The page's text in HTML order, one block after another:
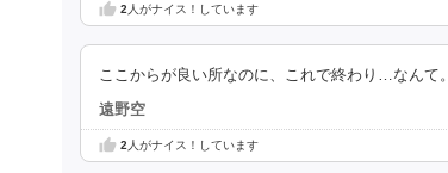
2 人がナイス！しています
ここからが良い所なのに、これで終わり…なんて。
遠野空
2 人がナイス！しています